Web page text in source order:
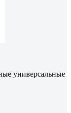
универсальные